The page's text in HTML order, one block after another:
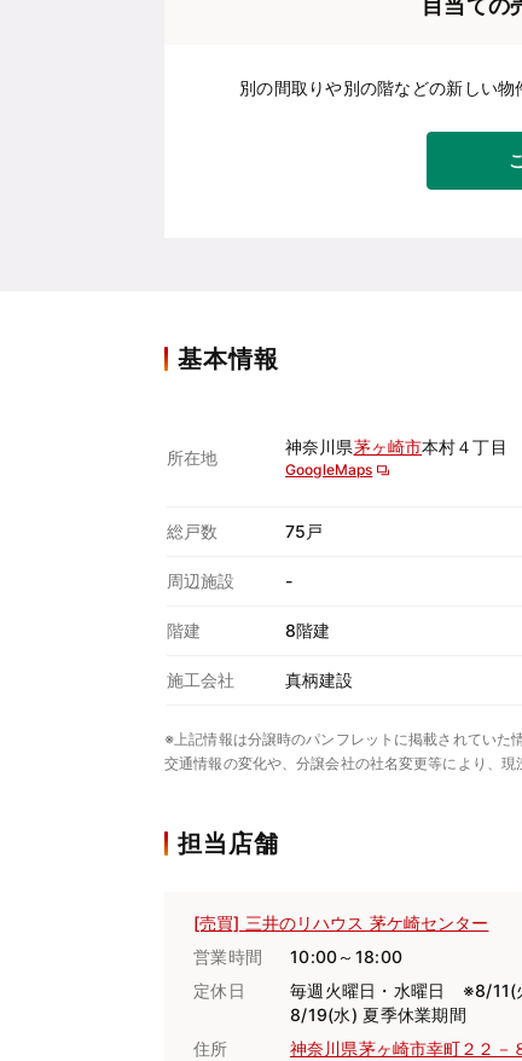
目当ての
別の間取りや別の階などの新しい物
基本情報
所在地
神奈川県茅ヶ崎市本村４丁目
GoogleMaps
総戸数 75戸
周辺施設 -
階建 8階建
施工会社 真柄建設
※上記情報は分譲時のパンフレットに掲載されていた情
交通情報の変化や、分譲会社の社名変更等により、現
担当店舗
[売買] 三井のリハウス 茅ケ崎センター
営業時間
10:00～18:00
定休日
毎週火曜日・水曜日 ※8/11(
8/19(水) 夏季休業期間
住所
神奈川県茅ヶ崎市幸町２２